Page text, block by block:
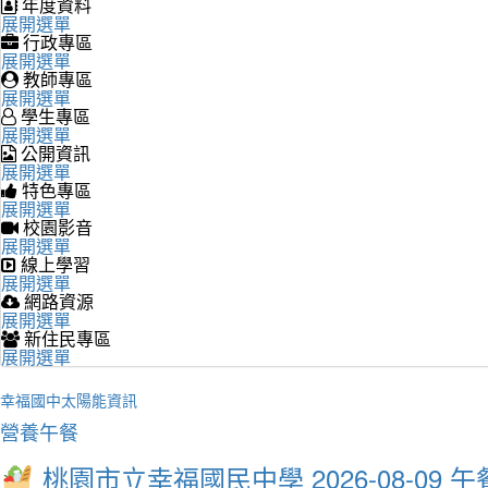
展開選單
行政專區
展開選單
教師專區
展開選單
學生專區
展開選單
公開資訊
展開選單
特色專區
展開選單
校園影音
展開選單
線上學習
展開選單
網路資源
展開選單
新住民專區
展開選單
幸福國中太陽能資訊
營養午餐
桃園市立幸福國民中學 2026-08-09 午